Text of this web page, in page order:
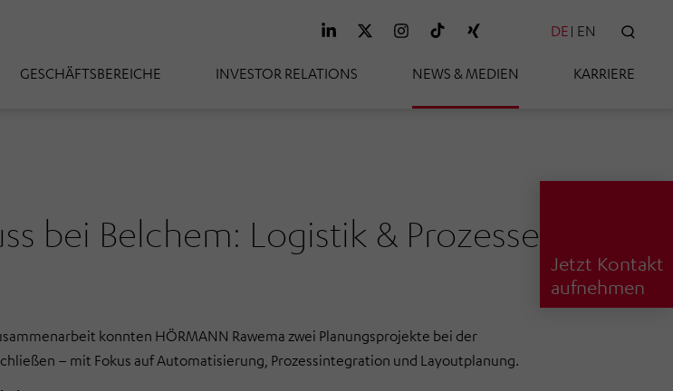
GESCHÄFTSBEREICHE INVESTOR RELATIONS NEWS & MEDIEN KARRIERE
DE EN
Jetzt Kontakt
aufnehmen
bei Belchem: Logistik & Prozesse
konnten HÖRMANN Rawema zwei Planungsprojekte bei der
– mit Fokus auf Automatisierung, Prozessintegration und Layoutplanung.